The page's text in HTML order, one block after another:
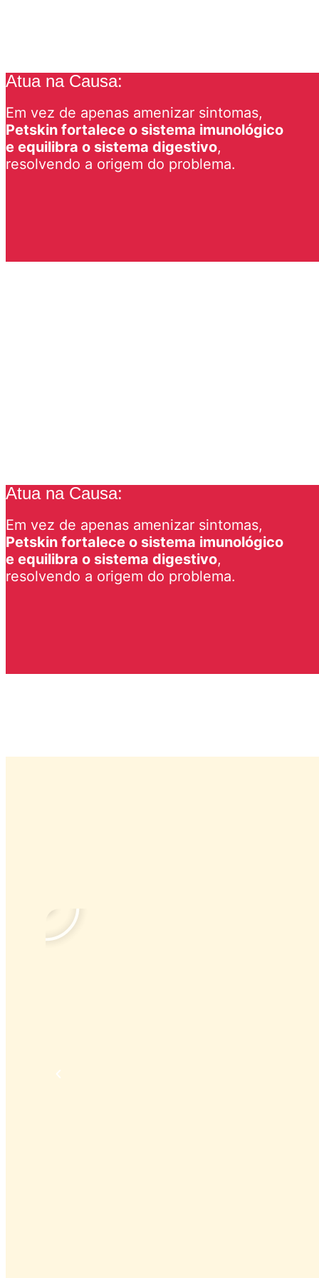
Atua na Causa:
Em vez de apenas amenizar sintomas,
Petskin fortalece o sistema imunológico
e equilibra o sistema digestivo,
resolvendo a origem do problema.
Atua na Causa:
Em vez de apenas amenizar sintomas,
Petskin fortalece o sistema imunológico
e equilibra o sistema digestivo,
resolvendo a origem do problema.